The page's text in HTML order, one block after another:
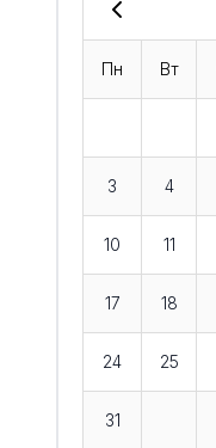
Пн Вт
3 4
10 11
17 18
24 25
31